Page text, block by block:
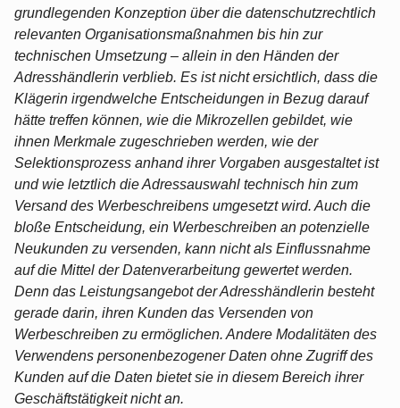
grundlegenden Konzeption über die datenschutzrechtlich
relevanten Organisationsmaßnahmen bis hin zur
technischen Umsetzung – allein in den Händen der
Adresshändlerin verblieb. Es ist nicht ersichtlich, dass die
Klägerin irgendwelche Entscheidungen in Bezug darauf
hätte treffen können, wie die Mikrozellen gebildet, wie
ihnen Merkmale zugeschrieben werden, wie der
Selektionsprozess anhand ihrer Vorgaben ausgestaltet ist
und wie letztlich die Adressauswahl technisch hin zum
Versand des Werbeschreibens umgesetzt wird. Auch die
bloße Entscheidung, ein Werbeschreiben an potenzielle
Neukunden zu versenden, kann nicht als Einflussnahme
auf die Mittel der Datenverarbeitung gewertet werden.
Denn das Leistungsangebot der Adresshändlerin besteht
gerade darin, ihren Kunden das Versenden von
Werbeschreiben zu ermöglichen. Andere Modalitäten des
Verwendens personenbezogener Daten ohne Zugriff des
Kunden auf die Daten bietet sie in diesem Bereich ihrer
Geschäftstätigkeit nicht an.